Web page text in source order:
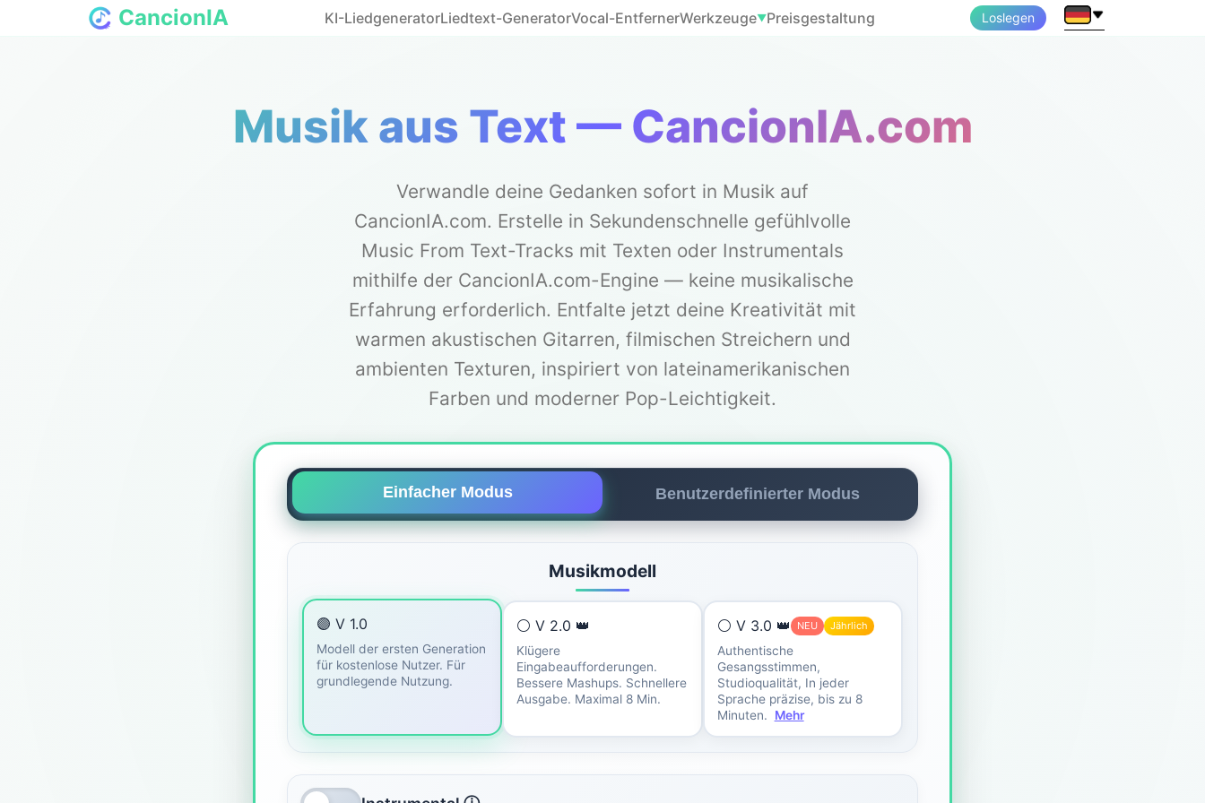
CancionIA KI-LiedgeneratorLiedtext-GeneratorVocal-EntfernerWerkzeuge▼Preisgestaltung Loslegen
Musik aus Text — CancionIA.com
Verwandle deine Gedanken sofort in Musik auf
CancionIA.com. Erstelle in Sekundenschnelle gefühlvolle
Music From Text-Tracks mit Texten oder Instrumentals
mithilfe der CancionIA.com-Engine — keine musikalische
Erfahrung erforderlich. Entfalte jetzt deine Kreativität mit
warmen akustischen Gitarren, filmischen Streichern und
ambienten Texturen, inspiriert von lateinamerikanischen
Farben und moderner Pop-Leichtigkeit.
Einfacher Modus Benutzerdefinierter Modus
Musikmodell
🟣 V 1.0
Modell der ersten Generation
für kostenlose Nutzer. Für
grundlegende Nutzung.
⚪ V 2.0 👑
Klügere
Eingabeaufforderungen.
Bessere Mashups. Schnellere
Ausgabe. Maximal 8 Min.
⚪ V 3.0 👑 NEU Jährlich
Authentische
Gesangsstimmen,
Studioqualität, In jeder
Sprache präzise, bis zu 8
Minuten.
Mehr